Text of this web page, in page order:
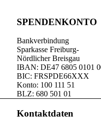
SPENDENKONTO
Bankverbindung
Sparkasse Freiburg-
Nördlicher Breisgau
IBAN: DE47 6805 0101
BIC: FRSPDE66XXX
Konto: 100 111 51
BLZ: 680 501 01
Kontaktdaten